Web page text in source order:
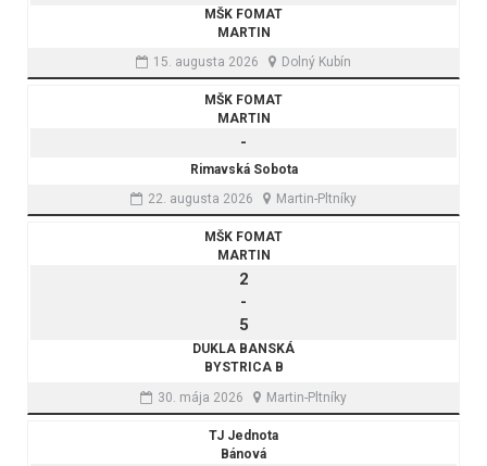
MŠK FOMAT
MARTIN
15. augusta 2026
Dolný Kubín
MŠK FOMAT
MARTIN
-
Rimavská Sobota
22. augusta 2026
Martin-Pltníky
MŠK FOMAT
MARTIN
2
-
5
DUKLA BANSKÁ
BYSTRICA B
30. mája 2026
Martin-Pltníky
TJ Jednota
Bánová